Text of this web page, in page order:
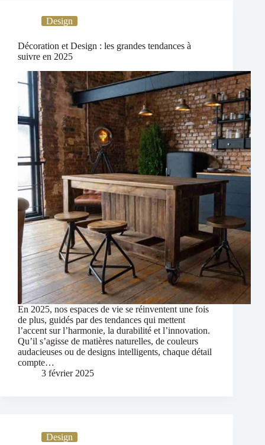
Design
Décoration et Design : les grandes tendances à
suivre en 2025
En 2025, nos espaces de vie se réinventent une fois
de plus, guidés par des tendances qui mettent
l’accent sur l’harmonie, la durabilité et l’innovation.
Qu’il s’agisse de matières naturelles, de couleurs
audacieuses ou de designs intelligents, chaque détail
compte…
3 février 2025
Design